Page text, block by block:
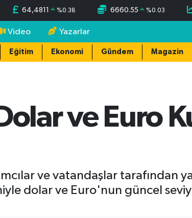
64,4811 %0.38 6660.55 %0.03
Video Yazarlar
Eğitim Ekonomi Gündem Magazin
ve Euro
ve vatandaşlar tarafından
dolar ve Euro'nun güncel